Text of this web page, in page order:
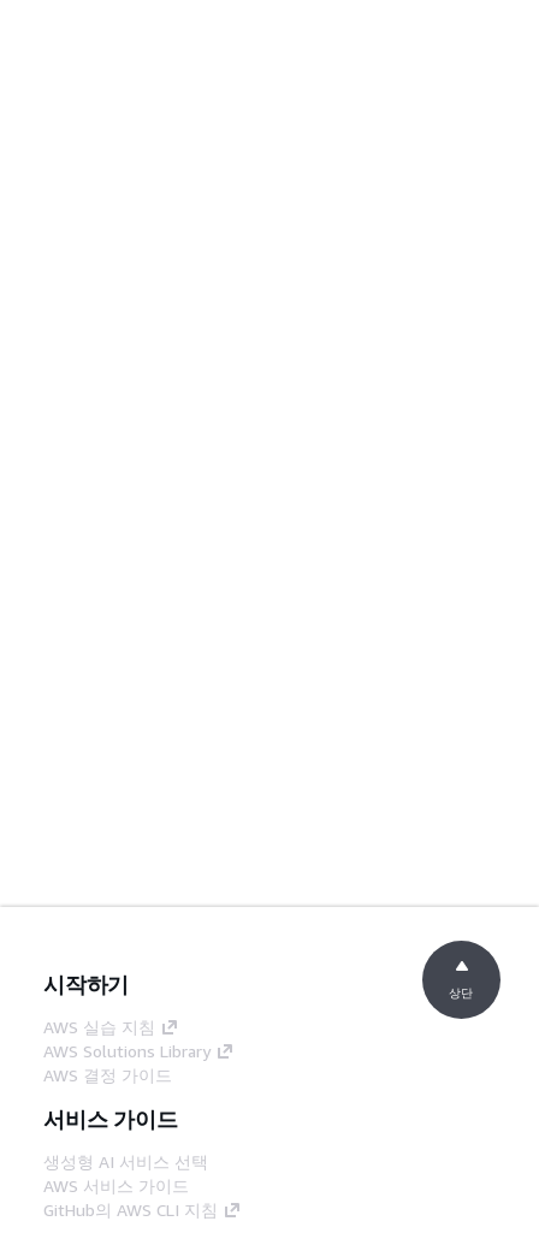
시작하기
AWS 실습 지침
AWS Solutions Library
AWS 결정 가이드
서비스 가이드
생성형 AI 서비스 선택
AWS 서비스 가이드
GitHub의 AWS CLI 지침
상단